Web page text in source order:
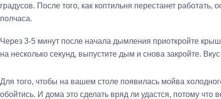
градусов. После того, как коптильня перестанет
полчаса.
Через 3-5 минут после начала дымления приоткройте
на несколько секунд, выпустите дым и снова закройте.
Для того, чтобы на вашем столе появилась мойва
обойтись. И дома это сделать вряд ли удастся, потому